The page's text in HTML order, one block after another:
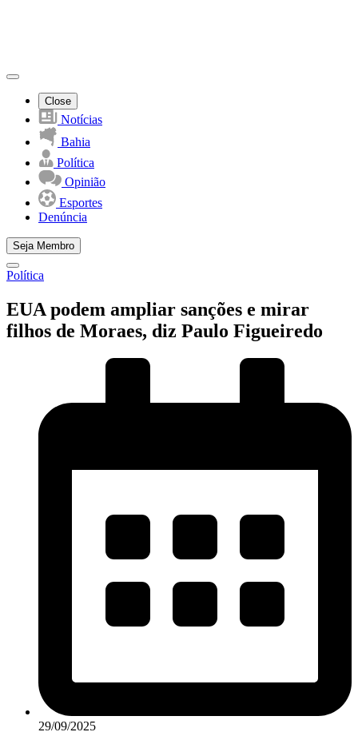
Close
Notícias
Bahia
Política
Opinião
Esportes
Denúncia
Seja Membro
Política
EUA podem ampliar sanções e mirar
filhos de Moraes, diz Paulo Figueiredo
29/09/2025